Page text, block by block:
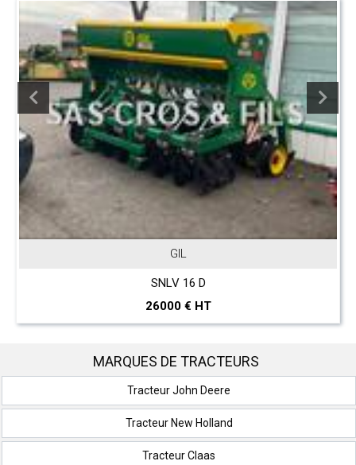
T 560 Hillmaster
297000 € HT
MARQUES DE TRACTEURS
Tracteur John Deere
Tracteur New Holland
Tracteur Claas